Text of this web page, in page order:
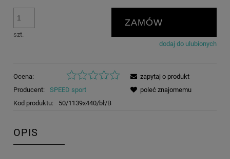
szt.
ZAMÓW
dodaj do ulubionych
Ocena:
Producent:
SPEED sport
Kod produktu:
50/1139x440/bł/B
zapytaj o produkt
poleć znajomemu
OPIS